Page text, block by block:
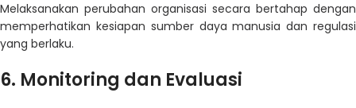
Melaksanakan perubahan organisasi secara bertahap dengan
memperhatikan kesiapan sumber daya manusia dan regulasi
yang berlaku.
6. Monitoring dan Evaluasi